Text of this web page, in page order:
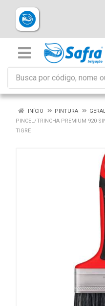
INÍCIO PINTURA
PINCEL/TRINCHA PREMIUM 920
TIGRE